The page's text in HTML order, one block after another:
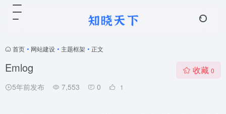
首页 • 网站建设 • 主题框架 • 正文
Emlog
5年前发布 7,553 0 1
收藏 0